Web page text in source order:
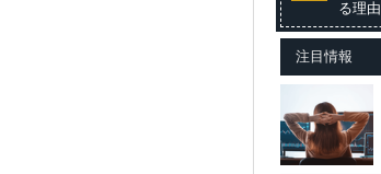
る理由
注目情報